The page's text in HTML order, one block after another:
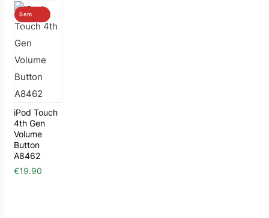
Sem
stock
iPod Touch
4th Gen
Volume
Button
A8462
€19.90